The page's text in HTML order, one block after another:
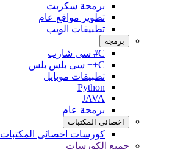
برمجة سكربت
تطوير مواقع عام
تطبيقات الويب
برمجة
C# سى شارب
C++ سى بلس بلس
تطبيقات موبايل
Python
JAVA
برمجة عام
اخصائى المكتبات
كورسات اخصائى المكتبات
جميع الكورسات